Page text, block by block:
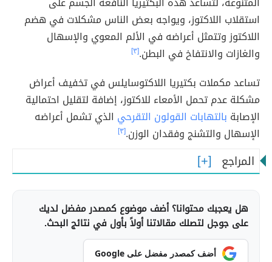
استقلاب اللاكتوز، ويواجه بعض الناس مشكلات في هضم
اللاكتوز وتتمثل أعراضه في الألم المعوي والإسهال
والغازات والانتفاخ في البطن.[٣]
تساعد مكملات بكتيريا اللاكتوسايلس في تخفيف أعراض
مشكلة عدم تحمل الأمعاء للاكتوز، إضافة لتقليل احتمالية
الإصابة بالتهابات القولون التقرحي الذي تشمل أعراضه
الإسهال والتشنج وفقدان الوزن.[٣]
المراجع
هل يعجبك محتوانا؟ أضف موضوع كمصدر مفضل لديك
على جوجل لتصلك مقالاتنا أولاً بأول في نتائج البحث.
أضف كمصدر مفضل على Google